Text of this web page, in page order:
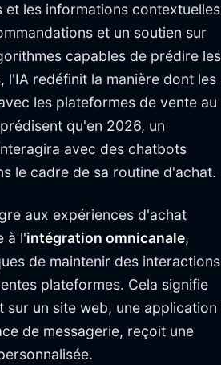
et les informations contextuelles
et un soutien sur
capables de prédire les
l'IA redéfinit la manière dont les
les plateformes de vente au
qu'en 2026, un
avec des chatbots
le cadre de sa routine d'achat.
aux expériences d'achat
à l'intégration omnicanale,
de maintenir des interactions
plateformes. Cela signifie
sur un site web, une application
de messagerie, reçoit une